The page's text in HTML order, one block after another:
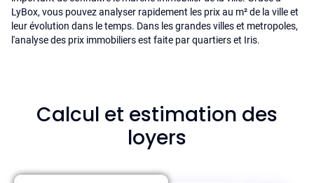
LyBox, vous pouvez analyser rapidement les prix au m² de la ville et
leur évolution dans le temps. Dans les grandes villes et metropoles,
l'analyse des prix immobiliers est faite par quartiers et Iris.
Calcul et estimation des
loyers